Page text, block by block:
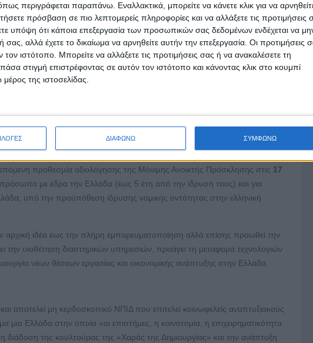
περιγράφεται παραπάνω. Εναλλακτικά, μπορείτε να κάνετε κλικ για να
πρόσβαση σε πιο λεπτομερείς πληροφορίες και να αλλάξετε τις προτιμήσεις
υπόψη ότι κάποια επεξεργασία των προσωπικών σας δεδομένων ενδέχεται να
σας, αλλά έχετε το δικαίωμα να αρνηθείτε αυτήν την επεξεργασία. Οι προτιμήσεις
τον ιστότοπο. Μπορείτε να αλλάξετε τις προτιμήσεις σας ή να ανακαλέσετε τη
στιγμή επιστρέφοντας σε αυτόν τον ιστότοπο και κάνοντας κλικ στο κουμπί
της ιστοσελίδας.
ΔΙΑΦΩΝΩ ΣΥΜΦΩΝΩ
Ελλάδα, στοχεύει να ενισχύσει το ελληνικό διαστημικό οικοσύστημα,
ετησίως. Ως μέρος του παγκόσμιου δικτύου διαστημικής καινοτομίας
που περιλαμβάνει χρηματοδότηση έως 50.000 ευρώ σε μετρητά,
καθοδήγηση, τεχνική εμπειρογνωμοσύνη, εκπαίδευση,
εξασφαλίζει στους συμμετέχοντες τη χρήση του λογότυπου ESA
Διαστήματοςκαι ενός δικτύου άνω των 70 συνεργαζόμενων οργανισμών,
βασικό στοιχείο στο σχέδιο ανάπτυξης της Ελληνικής Διαστημικής
προθεσμία αξιολόγησης της Μόνιμης Ανοικτής Πρόσκλησης στις 17
πρόσωπα με έδρα την Ελλάδα (έως 5 έτη από την ίδρυσή τους) και για
υπό την προϋπόθεση ίδρυσης νομικής οντότητας στην ελληνική
ιδέα έως την πλήρη εμπορευματοποίηση αλλά επίσης προωθεί την
την υιοθέτηση διαστημικών υπηρεσιών, προάγει τη μεταφορά τεχνολογιών
νέων θέσεων εργασίας και οικονομικής ανάπτυξης στην Ελλάδα.
αποτελεί μη κερδοσκοπικό ΝΠΙΔ που επιτελεί κοινωφελείς αναπτυξιακούς
Ελλάδα στην οποία «οι επιστήμες, η καινοτομία, η επιχειρηματικότητα
διάδοση της κουλτούρας της «Χαράς της Δημιουργίας» και την ανάπτυξη